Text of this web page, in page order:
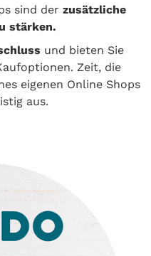
sind der zusätzliche
stärken.
und bieten Sie
Zeit, die
eigenen Online Shops
aus.